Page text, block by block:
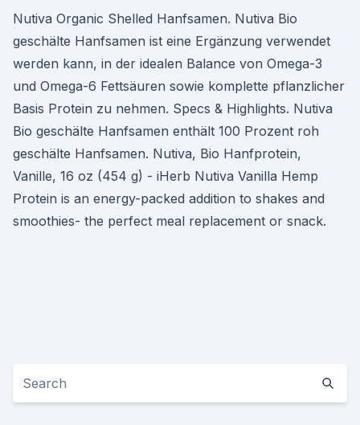
Nutiva Organic Shelled Hanfsamen. Nutiva Bio
geschälte Hanfsamen ist eine Ergänzung verwendet
werden kann, in der idealen Balance von Omega-3
und Omega-6 Fettsäuren sowie komplette pflanzlicher
Basis Protein zu nehmen. Specs & Highlights. Nutiva
Bio geschälte Hanfsamen enthält 100 Prozent roh
geschälte Hanfsamen. Nutiva, Bio Hanfprotein,
Vanille, 16 oz (454 g) - iHerb Nutiva Vanilla Hemp
Protein is an energy-packed addition to shakes and
smoothies- the perfect meal replacement or snack.